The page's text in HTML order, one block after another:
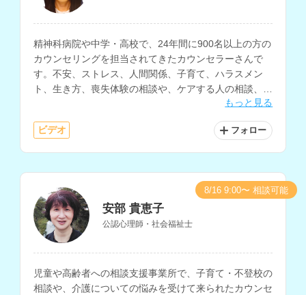
精神科病院や中学・高校で、24年間に900名以上の方の
カウンセリングを担当されてきたカウンセラーさんで
す。不安、ストレス、人間関係、子育て、ハラスメン
ト、生き方、喪失体験の相談や、ケアする人の相談、慢
性的な身体不調を抱える人の心理支援など、様々な相談
もっと見る
ビデオ フォロー
安部 貴恵子
公認心理師・社会福祉士
児童や高齢者への相談支援事業所で、子育て・不登校の
相談や、介護についての悩みを受けて来られたカウンセ
8/16 9:00〜 相談可能